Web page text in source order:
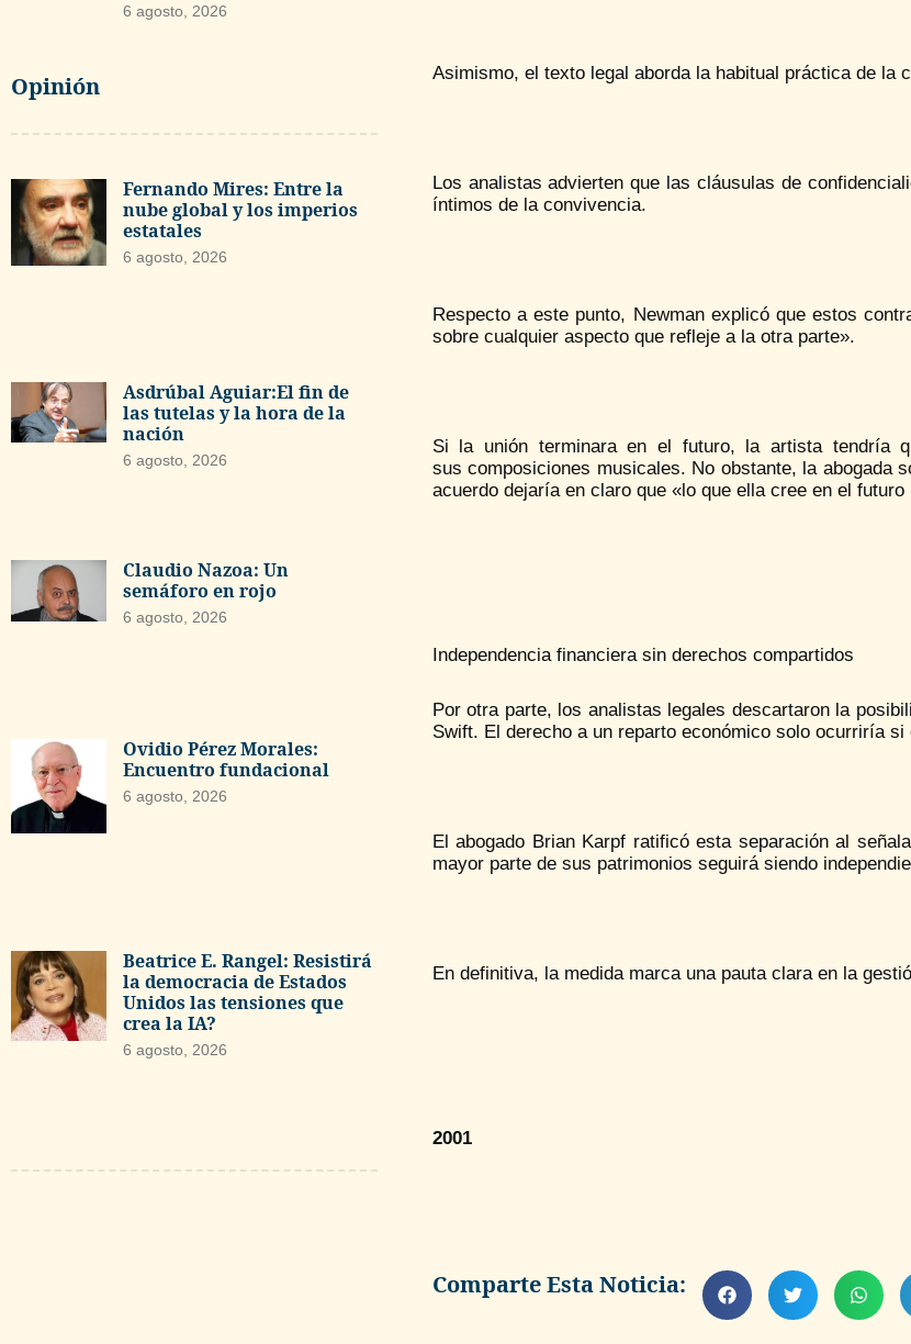
6 agosto, 2026
Opinión
Fernando Mires: Entre la
nube global y los imperios
estatales
6 agosto, 2026
Asdrúbal Aguiar:El fin de
las tutelas y la hora de la
nación
6 agosto, 2026
Claudio Nazoa: Un
semáforo en rojo
6 agosto, 2026
Ovidio Pérez Morales:
Encuentro fundacional
6 agosto, 2026
Beatrice E. Rangel: Resistirá
la democracia de Estados
Unidos las tensiones que
crea la IA?
6 agosto, 2026
Asimismo, el texto legal aborda la habitual práctica de la
Los analistas advierten que las cláusulas de
íntimos de la convivencia.
Respecto a este punto, Newman explicó que estos
sobre cualquier aspecto que refleje a la otra parte».
Si la unión terminara en el futuro, la artista tendría
sus composiciones musicales. No obstante, la abogada
acuerdo dejaría en claro que «lo que ella cree en el futuro
Independencia financiera sin derechos compartidos
Por otra parte, los analistas legales descartaron la
Swift. El derecho a un reparto económico solo ocurriría
El abogado Brian Karpf ratificó esta separación al
mayor parte de sus patrimonios seguirá siendo
En definitiva, la medida marca una pauta clara en la
2001
Comparte Esta Noticia: